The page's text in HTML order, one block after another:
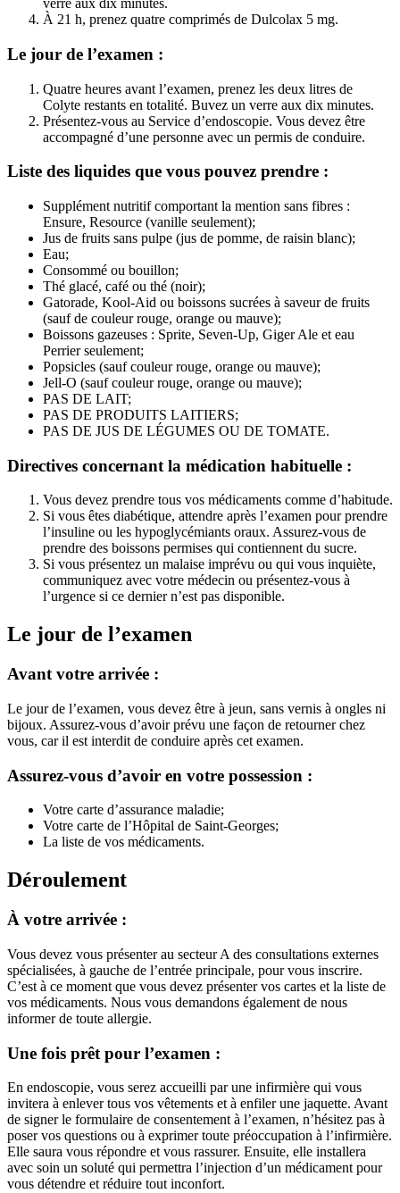
verre aux dix minutes.
À 21 h, prenez quatre comprimés de Dulcolax 5 mg.
Le jour de l’examen :
Quatre heures avant l’examen, prenez les deux litres de
Colyte restants en totalité. Buvez un verre aux dix minutes.
Présentez-vous au Service d’endoscopie. Vous devez être
accompagné d’une personne avec un permis de conduire.
Liste des liquides que vous pouvez prendre :
Supplément nutritif comportant la mention sans fibres :
Ensure, Resource (vanille seulement);
Jus de fruits sans pulpe (jus de pomme, de raisin blanc);
Eau;
Consommé ou bouillon;
Thé glacé, café ou thé (noir);
Gatorade, Kool-Aid ou boissons sucrées à saveur de fruits
(sauf de couleur rouge, orange ou mauve);
Boissons gazeuses : Sprite, Seven-Up, Giger Ale et eau
Perrier seulement;
Popsicles (sauf couleur rouge, orange ou mauve);
Jell-O (sauf couleur rouge, orange ou mauve);
PAS DE LAIT;
PAS DE PRODUITS LAITIERS;
PAS DE JUS DE LÉGUMES OU DE TOMATE.
Directives concernant la médication habituelle :
Vous devez prendre tous vos médicaments comme d’habitude.
Si vous êtes diabétique, attendre après l’examen pour prendre
l’insuline ou les hypoglycémiants oraux. Assurez-vous de
prendre des boissons permises qui contiennent du sucre.
Si vous présentez un malaise imprévu ou qui vous inquiète,
communiquez avec votre médecin ou présentez-vous à
l’urgence si ce dernier n’est pas disponible.
Le jour de l’examen
Avant votre arrivée :
Le jour de l’examen, vous devez être à jeun, sans vernis à ongles ni
bijoux. Assurez-vous d’avoir prévu une façon de retourner chez
vous, car il est interdit de conduire après cet examen.
Assurez-vous d’avoir en votre possession :
Votre carte d’assurance maladie;
Votre carte de l’Hôpital de Saint-Georges;
La liste de vos médicaments.
Déroulement
À votre arrivée :
Vous devez vous présenter au secteur A des consultations externes
spécialisées, à gauche de l’entrée principale, pour vous inscrire.
C’est à ce moment que vous devez présenter vos cartes et la liste de
vos médicaments. Nous vous demandons également de nous
informer de toute allergie.
Une fois prêt pour l’examen :
En endoscopie, vous serez accueilli par une infirmière qui vous
invitera à enlever tous vos vêtements et à enfiler une jaquette. Avant
de signer le formulaire de consentement à l’examen, n’hésitez pas à
poser vos questions ou à exprimer toute préoccupation à l’infirmière.
Elle saura vous répondre et vous rassurer. Ensuite, elle installera
avec soin un soluté qui permettra l’injection d’un médicament pour
vous détendre et réduire tout inconfort.